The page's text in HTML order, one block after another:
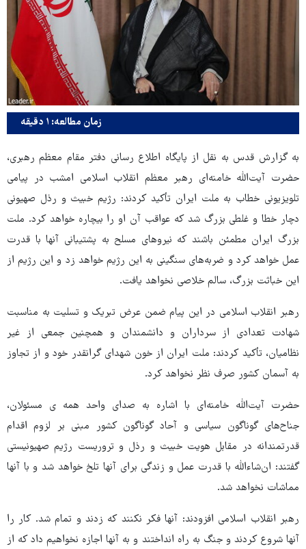
زمان مطالعه: ۱ دقیقه
به گزارش قدس به نقل از پایگاه اطلاع رسانی دفتر مقام معظم رهبری،
حضرت آیت‌الله خامنه‌ای رهبر معظم انقلاب اسلامی امشب در پیامی
تلویزیونی خطاب به ملت ایران تأکید کردند: رژیم خبیث و رذل صهیونی
دچار خطا و غلطی بزرگ شد که عواقب آن او را بیچاره خواهد کرد. ملت
بزرگ ایران مطمئن باشند که نیروهای مسلح به پشتیبانی آنها با قدرت
عمل خواهد کرد و ضربه‌های سنگینی به این رژیم خواهد زد و این رژیم از
این خباثت بزرگ، سالم خلاصی نخواهد یافت.
رهبر انقلاب اسلامی در این پیام ضمن عرض تبریک و تسلیت به مناسبت
شهادت تعدادی از سرداران و دانشمندان و همچنین جمعی از غیر
نظامیان، تأکید کردند: ملت ایران از خون شهدای گرانقدر خود و از تجاوز
به آسمان کشور صرف نظر نخواهد کرد.
حضرت آیت‌الله خامنه‌ای با اشاره به صدای واحد همه ی مسئولان،
جناح‌های گوناگون سیاسی و آحاد گوناگون کشور مبنی بر لزوم اقدام
قدرتمندانه در مقابل هویت خبیث و رذل و تروریست رژیم صهیونیستی
گفتند: ان‌شاءالله با قدرت عمل و زندگی برای آنها تلخ خواهد شد و با آنها
مماشات نخواهد شد.
رهبر انقلاب اسلامی افزودند: آنها فکر نکنند که زدند و تمام شد. کار را
آنها شروع کردند و جنگ به راه انداختند و به آنها اجازه نخواهیم داد که از